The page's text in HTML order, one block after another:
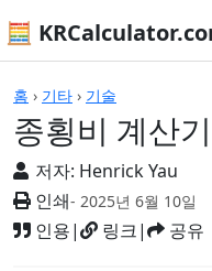
🧮
홈 › 기타 › 기술
종횡비 계산기
저자: Henrick Yau
인쇄- 2025년 6월 10일
인용| 링크| 공유
계산기